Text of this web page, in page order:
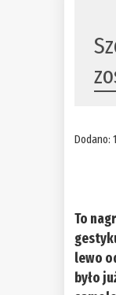
Dodano:
To
lewo
było